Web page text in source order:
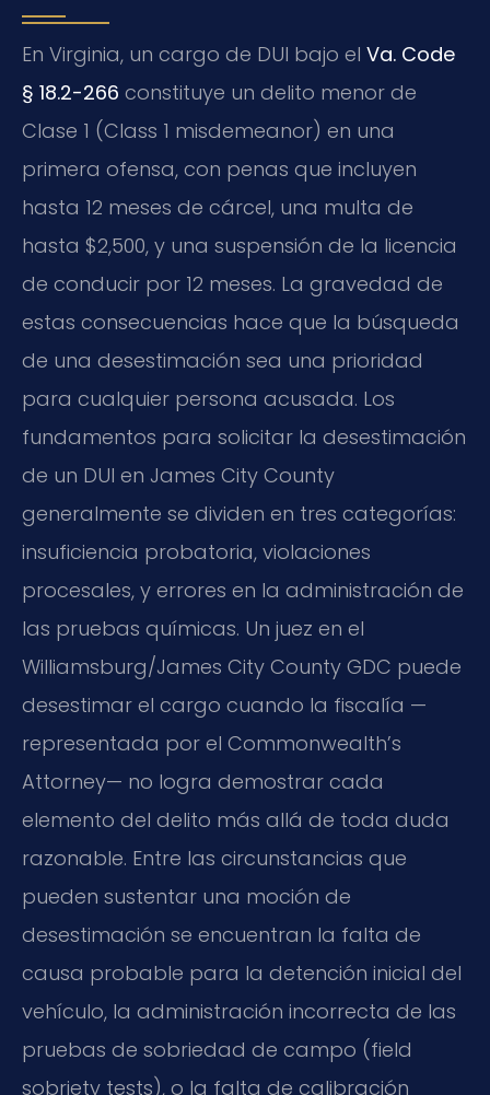
En Virginia, un cargo de DUI bajo el Va. Code
§ 18.2-266 constituye un delito menor de
Clase 1 (Class 1 misdemeanor) en una
primera ofensa, con penas que incluyen
hasta 12 meses de cárcel, una multa de
hasta $2,500, y una suspensión de la licencia
de conducir por 12 meses. La gravedad de
estas consecuencias hace que la búsqueda
de una desestimación sea una prioridad
para cualquier persona acusada. Los
fundamentos para solicitar la desestimación
de un DUI en James City County
generalmente se dividen en tres categorías:
insuficiencia probatoria, violaciones
procesales, y errores en la administración de
las pruebas químicas. Un juez en el
Williamsburg/James City County GDC puede
desestimar el cargo cuando la fiscalía —
representada por el Commonwealth’s
Attorney— no logra demostrar cada
elemento del delito más allá de toda duda
razonable. Entre las circunstancias que
pueden sustentar una moción de
desestimación se encuentran la falta de
causa probable para la detención inicial del
vehículo, la administración incorrecta de las
pruebas de sobriedad de campo (field
sobriety tests), o la falta de calibración